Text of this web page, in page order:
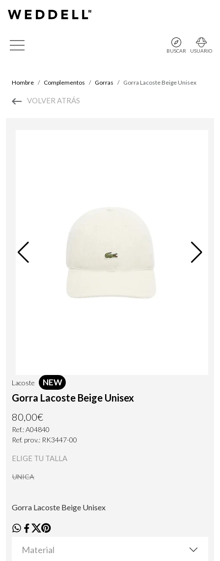
BUSCAR USUARIO
Hombre Complementos Gorras Gorra Lacoste Beige Unisex
VOLVER ATRÁS
Lacoste NEW
Gorra Lacoste Beige Unisex
80,00€
Ref.: A04840
Ref. prov.: RK3447-00
ELIGE TU TALLA
UNICA
Gorra Lacoste Beige Unisex
Material